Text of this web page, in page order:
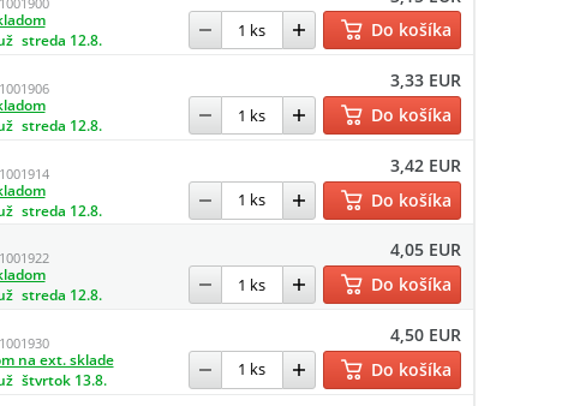
streda 12.8.
Do košíka
3,33 EUR
streda 12.8.
Do košíka
3,42 EUR
streda 12.8.
Do košíka
4,05 EUR
streda 12.8.
Do košíka
4,50 EUR
na ext. sklade
štvrtok 13.8.
Do košíka